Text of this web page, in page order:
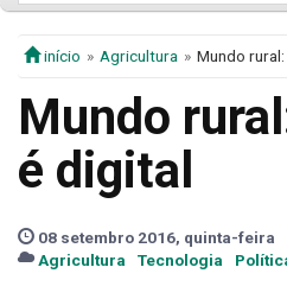
início Agricultura Mundo
Mundo
é digital
08 setembro 2016, quinta-feira
Agricultura
Tecnologia